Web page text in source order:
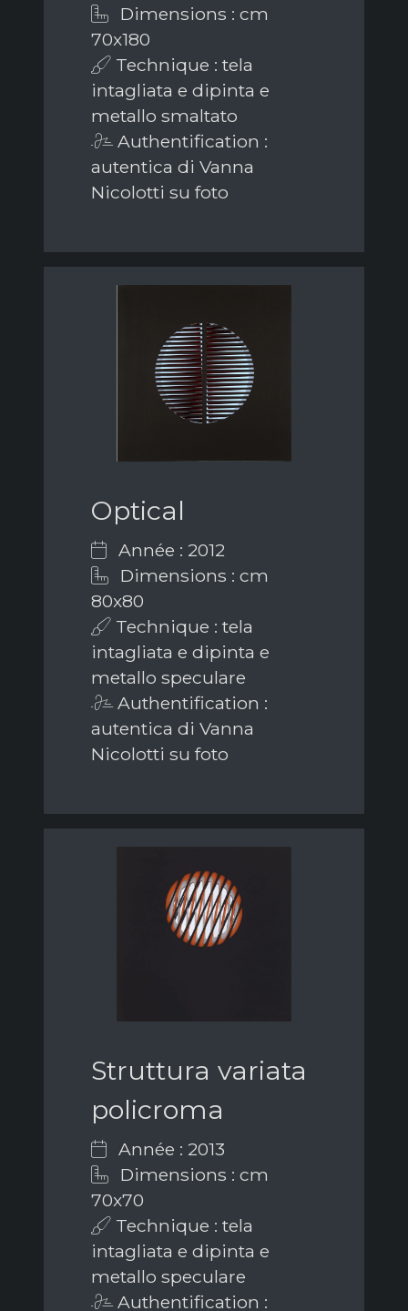
Dimensions : cm
70x180
Technique : tela
intagliata e dipinta e
metallo smaltato
Authentification :
autentica di Vanna
Nicolotti su foto
Optical
Année : 2012
Dimensions : cm
80x80
Technique : tela
intagliata e dipinta e
metallo speculare
Authentification :
autentica di Vanna
Nicolotti su foto
Struttura variata
policroma
Année : 2013
Dimensions : cm
70x70
Technique : tela
intagliata e dipinta e
metallo speculare
Authentification :